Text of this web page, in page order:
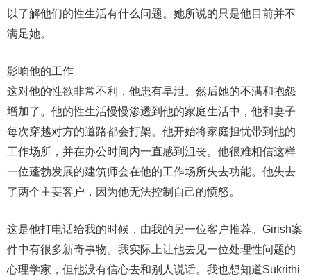
以了解他们的性生活有什么问题。她所说的只是他目前并不
满足她。
影响他的工作
这对他的性欲非常不利，他患有早泄。然后她的不满和抱怨
增加了。他的性生活慢慢渗透到他的家庭生活中，他和妻子
每次穿越对方的道路都会打架。他开始将家庭担忧带到他的
工作场所，并在办公时间内一直感到沮丧。他很难相信这样
一位蓬勃发展的建筑师会在他的工作场所失去功能。他失去
了两个主要客户，因为他无法控制自己的愤怒。
这是他打电话给我的时候，由我的另一位客户推荐。Girish案
件中有很多新奇事物。我实际上让他去见一位处理性问题的
心理学家，但他没有信心去和别人说话。我也想知道Sukrithi